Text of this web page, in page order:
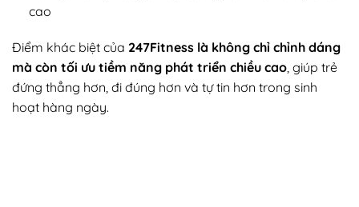
cao
Điểm khác biệt của 247Fitness là không chỉ chỉnh dáng
mà còn tối ưu tiềm năng phát triển chiều cao, giúp trẻ
đứng thẳng hơn, đi đúng hơn và tự tin hơn trong sinh
hoạt hàng ngày.